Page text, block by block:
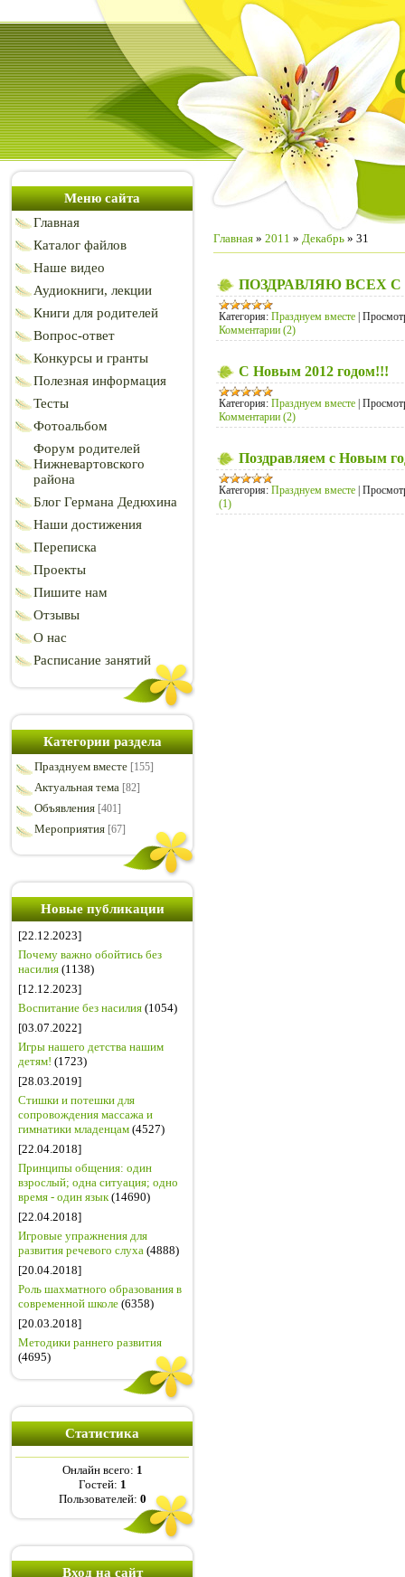
Меню сайта
Главная
Каталог файлов
Наше видео
Аудиокниги, лекции
Книги для родителей
Вопрос-ответ
Конкурсы и гранты
Полезная информация
Тесты
Фотоальбом
Форум родителей
Нижневартовского
района
Блог Германа Дедюхина
Наши достижения
Переписка
Проекты
Пишите нам
Отзывы
О нас
Расписание занятий
Категории раздела
Празднуем вместе [155]
Актуальная тема [82]
Объявления [401]
Мероприятия [67]
Новые публикации
[22.12.2023]
Почему важно обойтись без
насилия (1138)
[12.12.2023]
Воспитание без насилия (1054)
[03.07.2022]
Игры нашего детства нашим
детям! (1723)
[28.03.2019]
Стишки и потешки для
сопровождения массажа и
гимнатики младенцам (4527)
[22.04.2018]
Принципы общения: один
взрослый; одна ситуация; одно
время - один язык(14690)
[22.04.2018]
Игровые упражнения для
развития речевого слуха (4888)
[20.04.2018]
Роль шахматного образования в
современной школе (6358)
[20.03.2018]
Методики раннего развития
(4695)
Статистика
Онлайн всего: 1
Гостей: 1
Пользователей: 0
Вход на сайт
Главная » 2011 » Декабрь » 31
ПОЗДРАВЛЯЮ ВСЕХ
Категория: Празднуем вместе |
Комментарии (2)
С Новым 2012 годом!!!
Категория: Празднуем вместе |
Комментарии (2)
Поздравляем с Новым
Категория: Празднуем вместе |
(1)